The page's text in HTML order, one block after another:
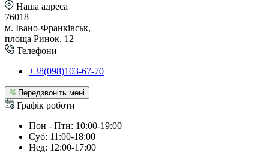
Наша адреса
76018
м. Івано-Франківськ,
площа Ринок, 12
Телефони
+38(098)103-67-70
Передзвоніть мені
Графік роботи
Пон - Птн: 10:00-19:00
Суб: 11:00-18:00
Нед: 12:00-17:00